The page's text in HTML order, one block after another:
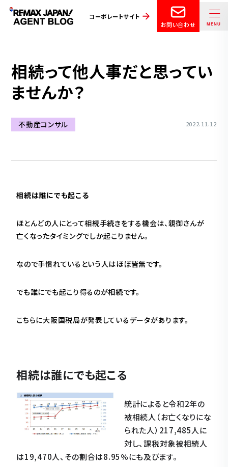
コーポレートサイト
お問い合わせ
相続って他人事だと思ってい
ませんか？
不動産コンサル 2022.11.12
相続は誰にでも起こる
ほとんどの人にとって相続手続きをする機会は、親御さんが
亡くなったタイミングでしか起こりません。
なので手慣れているという人はほぼ皆無です。
でも誰にでも起こり得るのが相続です。
こちらに大阪国税局が発表しているデータがあります。
相続は誰にでも起こる
統計によると令和2年の
被相続人（お亡くなりにな
られた人）217,485人に
対し、課税対象被相続人
は19,470人、その割合は8.95％にも及びます。